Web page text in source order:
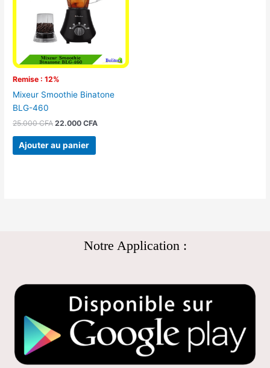
Remise : 12%
Mixeur Smoothie Binatone
BLG-460
25.000CFA 22.000CFA
Ajouter au panier
Notre Application :